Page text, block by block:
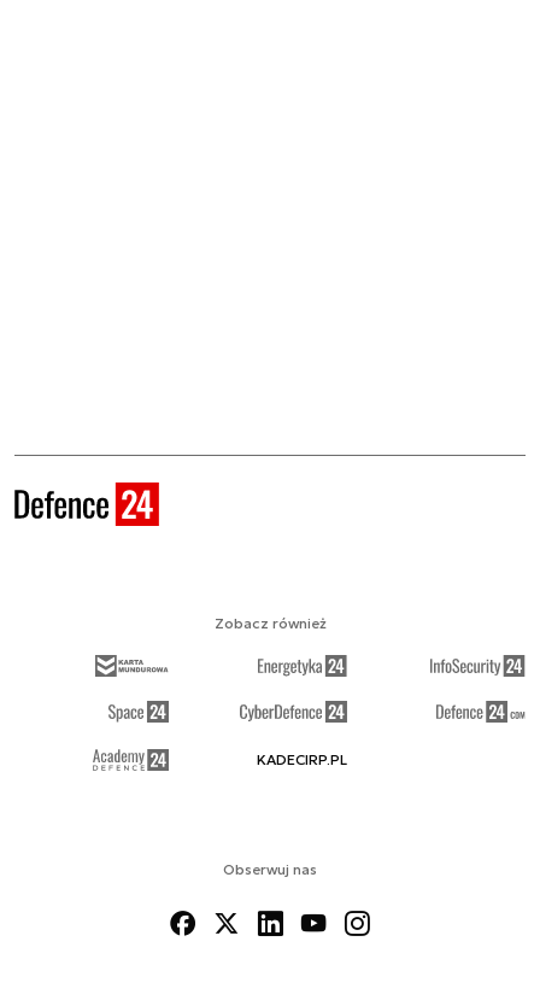
Obserwuj nas
Zobacz również
KADECIRP.PL